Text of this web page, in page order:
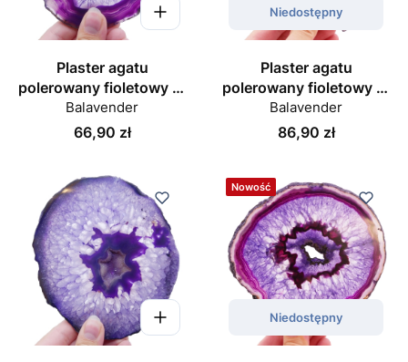
Plaster agatu
polerowany fioletowy nr
037
Balavender
Cena
66,90 zł
Niedostępny
Plaster agatu
polerowany fioletowy nr
042
Balavender
Cena
86,90 zł
Nowość
Niedostępny